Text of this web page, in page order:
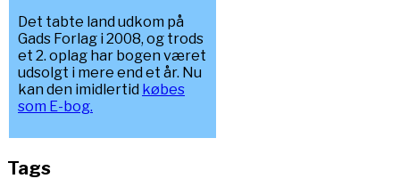
Det tabte land udkom på
Gads Forlag i 2008, og trods
et 2. oplag har bogen været
udsolgt i mere end et år. Nu
kan den imidlertid købes
som E-bog.
Tags